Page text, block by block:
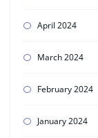
April 2024
March 2024
February 2024
January 2024